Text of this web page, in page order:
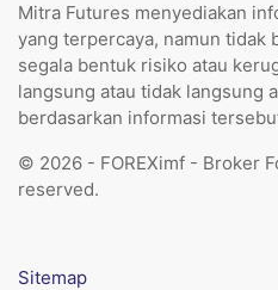
Mitra Futures menyediakan
yang terpercaya, namun tidak
segala bentuk risiko atau
langsung atau tidak langsung
berdasarkan informasi
© 2026 - FOREXimf - Broker
reserved.
Sitemap